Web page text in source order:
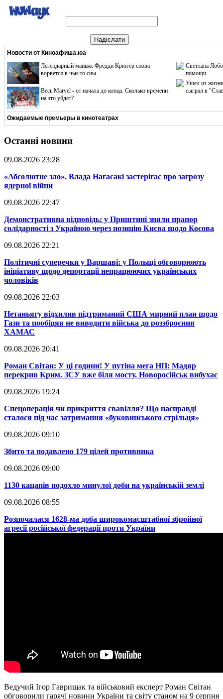
Надіслати
Новости от Киноафиша.юа
Легендарный маньяк Фредди Крюгер снова
ворвется в чьи-то сны
Весь Marvel - от начала до конца. Сколько времени
на это уйдет?
Светлана
помощи
Ушел из жизни
сыграл в
Ожидаемые премьеры в кинотеатрах
Останні новини
09.08.2026 23:28
​«Абсолютне зло». Влада Нагасакі застерігає про загрозу
ядерної війни
09.08.2026 22:47
​Демонстративна відповідь: у Приштині зняли прапор
солідарності з Україною через позицію Києва щодо Косова
09.08.2026 22:21
​Політичні суперечки у Варшаві: у Польщі обговорюють
ініціативу щодо депортації непрацюючих українських
чоловіків
09.08.2026 22:03
​Нетаньягу відхилив підтриманий США мирний план щодо
Гази та пообіцяв не виводити війська до роззброєння
ХАМАС
09.08.2026 20:41
​Роман Світан: У ці години! У путіна мега НП: Мадяр
перекрив Крим. ЗСУ вже біля мосту. Новоросійськ вибухає
09.08.2026 19:24
​Спецоперація чи прикриття свавілля? Що насправді
сталося під час затримання «буковинського стрільця»
09.08.2026 09:10
​Збито та подавлено 179 цілей противника
09.08.2026 09:00
​1130 кацапів подохло минулої доби на українській землі
09.08.2026 08:55
​Розпочалася 1628-ма доба широкомасштабної збройної
агресії російської федерації проти України
Ведучий Ігор Гаврищак та військовий експерт Роман Світан
обговорили гарячі новини України та світу станом на 9 серпня